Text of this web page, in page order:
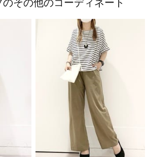
その他のコーディネート